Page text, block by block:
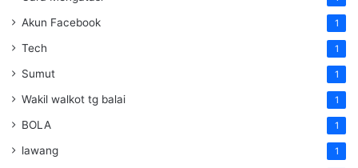
Akun Facebook 1
Tech 1
Sumut 1
Wakil walkot tg balai 1
BOLA 1
lawang 1